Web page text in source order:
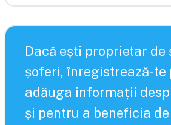
Dacă ești proprietar de
șoferi, înregistrează-te
adăuga informații
și pentru a beneficia